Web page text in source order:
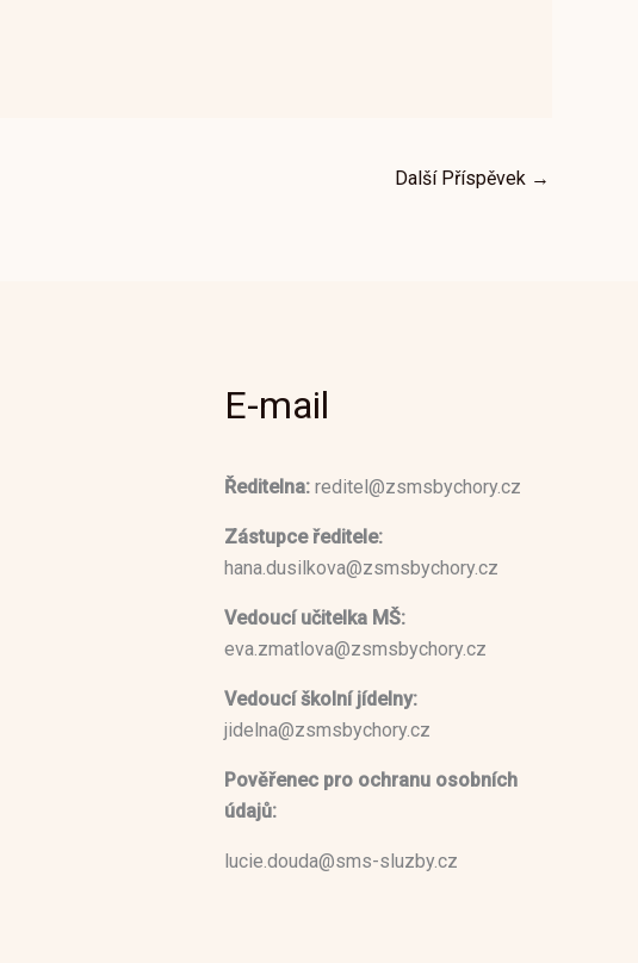
Další Příspěvek →
E-mail
Ředitelna: reditel@zsmsbychory.cz
Zástupce ředitele:
hana.dusilkova@zsmsbychory.cz
Vedoucí učitelka MŠ:
eva.zmatlova@zsmsbychory.cz
Vedoucí školní jídelny:
jidelna@zsmsbychory.cz
Pověřenec pro ochranu osobních
údajů:
lucie.douda@sms-sluzby.cz